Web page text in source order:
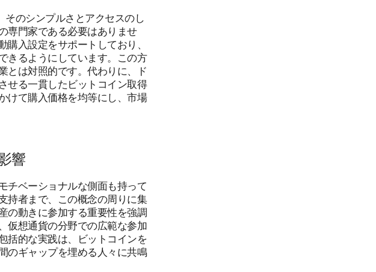
のシンプルさとアクセスのし
専門家である必要はありませ
入設定をサポートしており、
きるようにしています。この方
とは対照的です。代わりに、ド
せる一貫したビットコイン取得
けて購入価格を均等にし、市場
響
チベーショナルな側面も持って
持者まで、この概念の周りに集
の動きに参加する重要性を強調
仮想通貨の分野での広範な参加
括的な実践は、ビットコインを
のギャップを埋める人々に共鳴